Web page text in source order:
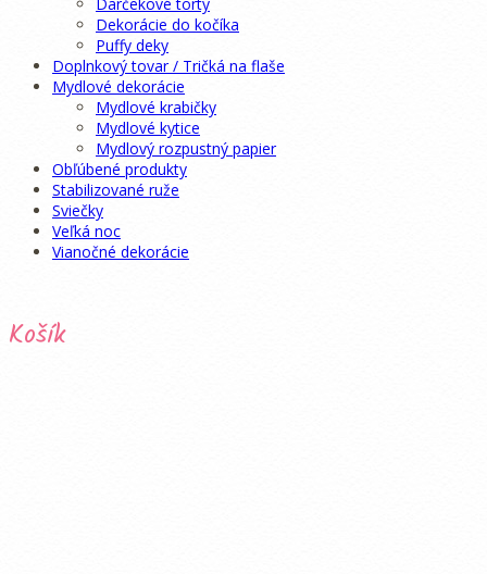
Dekorácie do kočíka
Puffy deky
Doplnkový tovar / Tričká na flaše
Mydlové dekorácie
Mydlové krabičky
Mydlové kytice
Mydlový rozpustný papier
Obľúbené produkty
Stabilizované ruže
Sviečky
Veľká noc
Vianočné dekorácie
Košík